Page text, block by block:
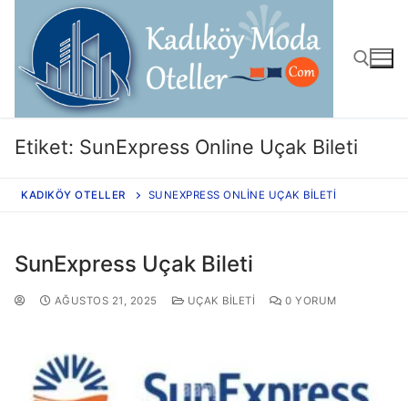
Etiket: SunExpress Online Uçak Bileti
KADIKÖY OTELLER SUNEXPRESS ONLINE UÇAK BILETI
SunExpress Uçak Bileti
AĞUSTOS 21, 2025 UÇAK BILETI 0 YORUM